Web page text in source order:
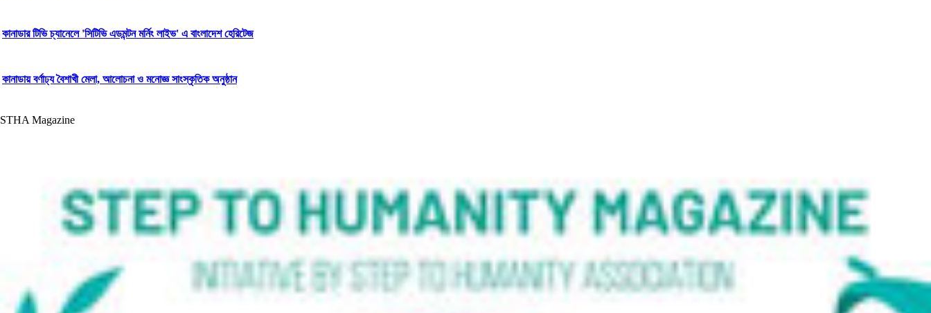
কানাডার টিভি চ্যানেলে 'সিটিভি এডমন্টন মর্নিং লাইভ' এ বাংলাদেশ হেরিটেজ
কানাডায় বর্ণাঢ্য বৈশাখী মেলা, আলোচনা ও মনোজ্ঞ সাংস্কৃতিক অনুষ্ঠান
STHA Magazine